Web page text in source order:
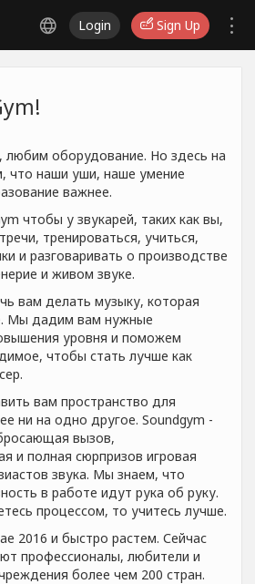
Login Sign Up
любим оборудование. Но здесь на
что наши уши, наше умение
важнее.
чтобы у звукарей, таких как вы,
тренироваться, учиться,
и разговаривать о производстве
и живом звуке.
вам делать музыку, которая
Мы дадим вам нужные
уровня и поможем
чтобы стать лучше как
вам пространство для
ни на одно другое. Soundgym -
вызов,
и полная сюрпризов игровая
звука. Мы знаем, что
в работе идут рука об руку.
процессом, то учитесь лучше.
2016 и быстро растем. Сейчас
профессионалы, любители и
более чем 200 стран.